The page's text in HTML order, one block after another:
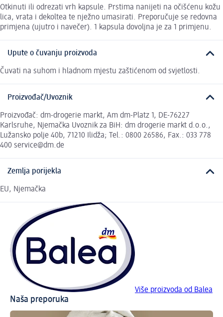
Otkinuti ili odrezati vrh kapsule. Prstima nanijeti na očišćenu kožu
lica, vrata i dekoltea te nježno umasirati. Preporučuje se redovna
primjena (ujutro i navečer). 1 kapsula dovoljna je za 1 primjenu.
Upute o čuvanju proizvoda
Čuvati na suhom i hladnom mjestu zaštićenom od svjetlosti.
Proizvođač/Uvoznik
Proizvođač: dm-drogerie markt, Am dm-Platz 1, DE-76227
Karlsruhe, Njemačka Uvoznik za BiH: dm drogerie markt d.o.o.,
Lužansko polje 40b, 71210 Ilidža; Tel.: 0800 26586, Fax.: 033 778
400 service@dm.de
Zemlja porijekla
EU, Njemačka
Više proizvoda od Balea
Naša preporuka